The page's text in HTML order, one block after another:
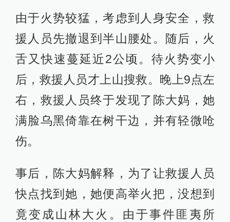
由于火势较猛，考虑到人身安全，救
援人员先撤退到半山腰处。随后，火
舌又快速蔓延近2公顷。待火势变小
后，救援人员才上山搜救。晚上9点左
右，救援人员终于发现了陈大妈，她
满脸乌黑倚靠在树干边，并有轻微呛
伤。
事后，陈大妈解释，为了让救援人员
快点找到她，她便高举火把，没想到
竟变成山林大火。由于事件匪夷所